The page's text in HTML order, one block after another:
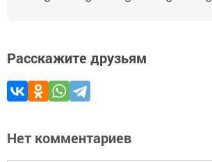
Расскажите друзьям
Нет комментариев